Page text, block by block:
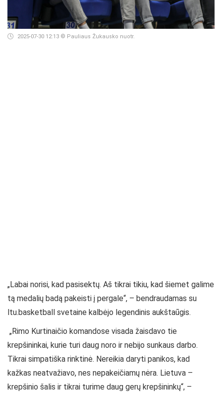
2025-07-30 12:13 © Pauliaus Žukausko nuotr.
„Labai norisi, kad pasisektų. Aš tikrai tikiu, kad šiemet galime
tą medalių badą pakeisti į pergale“, – bendraudamas su
ltu.basketball svetaine kalbėjo legendinis aukštaūgis.
„Rimo Kurtinaičio komandose visada žaisdavo tie
krepšininkai, kurie turi daug noro ir nebijo sunkaus darbo.
Tikrai simpatiška rinktinė. Nereikia daryti panikos, kad
kažkas neatvažiavo, nes nepakeičiamų nėra. Lietuva –
krepšinio šalis ir tikrai turime daug gerų krepšininkų“, –